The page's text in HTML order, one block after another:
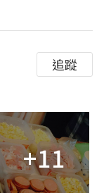
追蹤
+11